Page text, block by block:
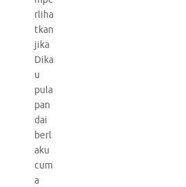
rliha
tkan
jika
Dika
u
pula
pan
dai
berl
aku
cum
a